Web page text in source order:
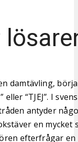
damtävling,
“TJEJ”. I
antyder
en mycket
efterfrågar